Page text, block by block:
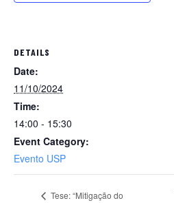
DETAILS
Date:
11/10/2024
Time:
14:00 - 15:30
Event Category:
Evento USP
Tese: “Mitigação do